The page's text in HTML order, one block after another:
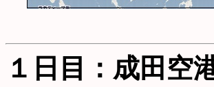
１日目：成田空